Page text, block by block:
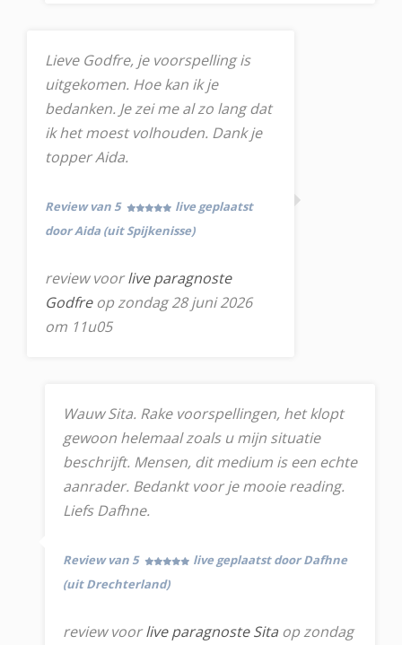
Lieve Godfre, je voorspelling is
uitgekomen. Hoe kan ik je
bedanken. Je zei me al zo lang dat
ik het moest volhouden. Dank je
topper Aida.
Review van 5
live geplaatst
door Aida (uit Spijkenisse)
review voorlive paragnoste
Godfreop zondag 28 juni 2026
om 11u05
Wauw Sita. Rake voorspellingen, het klopt
gewoon helemaal zoals u mijn situatie
beschrijft. Mensen, dit medium is een echte
aanrader. Bedankt voor je mooie reading.
Liefs Dafhne.
Review van 5
live geplaatst door Dafhne
(uit Drechterland)
review voorlive paragnoste Sita op zondag